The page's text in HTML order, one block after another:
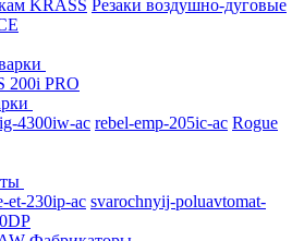
KRASS Резаки воздушно-дуговые
200i PRO
4300iw-ac rebel-emp-205ic-ac Rogue
et-230ip-ac svarochnyij-poluavtomat-